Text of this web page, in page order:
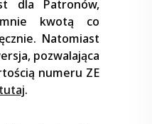
dla Patronów,
kwotą co
Natomiast
pozwalająca
numeru ZE
.